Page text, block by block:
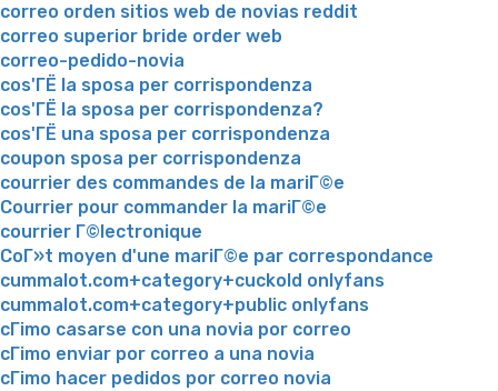
correo orden sitios web de novias reddit
correo superior bride order web
correo-pedido-novia
cos'ГЁ la sposa per corrispondenza
cos'ГЁ la sposa per corrispondenza?
cos'ГЁ una sposa per corrispondenza
coupon sposa per corrispondenza
courrier des commandes de la mariГ©e
Courrier pour commander la mariГ©e
courrier Г©lectronique
CoГ»t moyen d'une mariГ©e par correspondance
cummalot.com+category+cuckold onlyfans
cummalot.com+category+public onlyfans
cГіmo casarse con una novia por correo
cГіmo enviar por correo a una novia
cГіmo hacer pedidos por correo novia